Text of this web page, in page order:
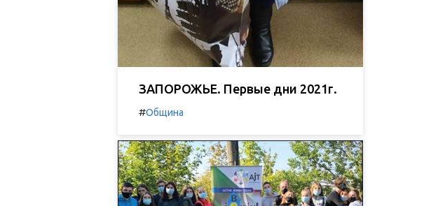
ЗАПОРОЖЬЕ. Первые дни 2021г.
#Община